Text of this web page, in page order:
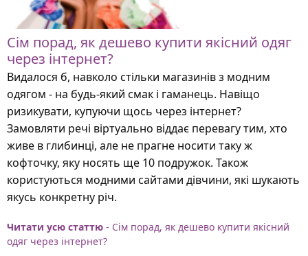
Сім порад, як дешево купити якісний одяг
через інтернет?
Видалося б, навколо стільки магазинів з модним
одягом - на будь-який смак і гаманець. Навіщо
ризикувати, купуючи щось через інтернет?
Замовляти речі віртуально віддає перевагу тим, хто
живе в глибинці, але не прагне носити таку ж
кофточку, яку носять ще 10 подружок. Також
користуються модними сайтами дівчини, які шукають
якусь конкретну річ.
Читати усю статтю - Сім порад, як дешево купити якісний
одяг через інтернет?